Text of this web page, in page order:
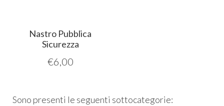
Nastro Pubblica
Sicurezza
€6,00
Sono presenti le seguenti sottocategorie: